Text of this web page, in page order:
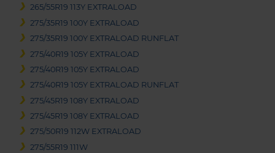
265/55R19 113Y EXTRALOAD
275/35R19 100Y EXTRALOAD
275/35R19 100Y EXTRALOAD RUNFLAT
275/40R19 105Y EXTRALOAD
275/40R19 105Y EXTRALOAD
275/40R19 105Y EXTRALOAD RUNFLAT
275/45R19 108Y EXTRALOAD
275/45R19 108Y EXTRALOAD
275/50R19 112W EXTRALOAD
275/55R19 111W